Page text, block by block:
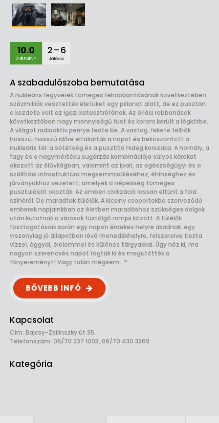
10.0
2 VÉLEMÉNY
2 – 6
Játékos
A szabadulószoba bemutatása
A nukleáris fegyverek tömeges felrobbantásának következtében
százmilliók vesztették életüket egy pillanat alatt, de ez pusztán
a kezdete volt az igazi katasztrófának. Az óriási robbanások
következtében nagy mennyiségű füst és korom került a légkörbe.
A világot radioaktív pernye fedte be. A vastag, fekete felhők
hosszú-hosszú időre eltakarták a napot és beköszöntött a
nukleáris tél: a sötétség és a pusztító hideg korszaka. A homály, a
fagy és a nagymértékű sugárzás kombinációja súlyos károkat
okozott az élővilágban, valamint az ipari, az egészségügyi és a
szállítási infrastruktúra megsemmisüléséhez, éhínséghez és
járványokhoz vezetett, amelyek a népesség tömeges
pusztulását okozták. Az emberi civilizáció lassan eltűnt a föld
színéről. De maradtak túlélők. A kicsiny csoportokba szerveződő
emberek napjainkban az életben maradáshoz szükséges dolgok
után kutatnak a városok füstölgő romjai között. A túlélők
fosztogatásaik során egy napon érdekes helyre akadnak: egy
viszonylag jó állapotban lévő menedékhelyre, felszerelve tiszta
vízzel, ággyal, élelemmel és különös tárgyakkal. Úgy néz ki, ma
nagyon szerencsés napot fogtak ki és megütötték a
főnyereményt! Vagy talán mégsem...?
BŐVEBB INFÓ
Kapcsolat
Cím: Bajcsy-Zsilinszky út 35.
Telefonszám: 06/70 237 1003, 06/70 430 3369
Kategória